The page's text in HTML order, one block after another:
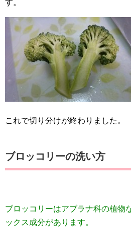
す。
これで切り分けが終わりました。
ブロッコリーの洗い方
ブロッコリーはアブラナ科の植物
ックス成分があります。